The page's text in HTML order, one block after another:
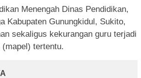
Menengah Dinas Pendidikan,
Kabupaten Gunungkidul, Sukito,
sekaligus kekurangan guru terjadi
tertentu.